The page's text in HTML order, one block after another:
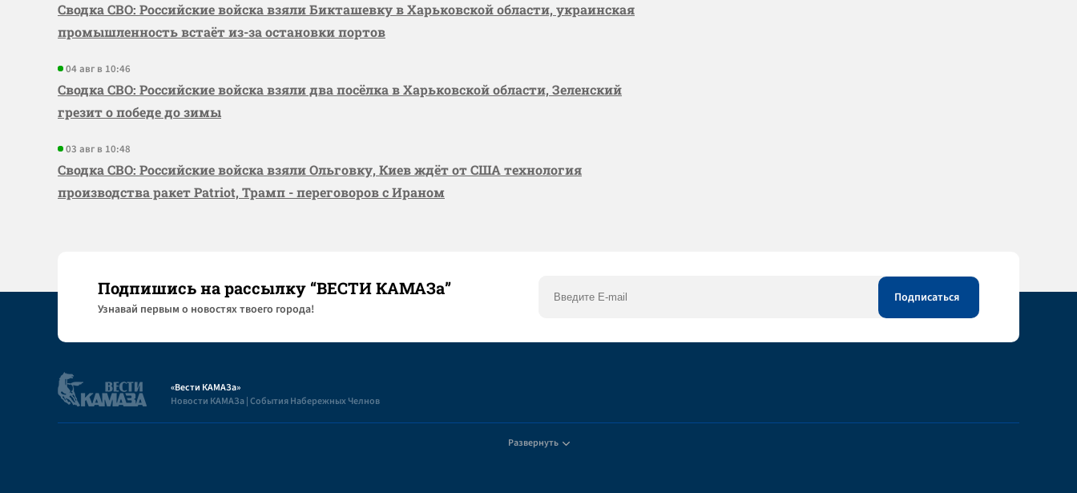
Сводка СВО: Российские войска взяли Бикташевку в Харьковской области, украинская
промышленность встаёт из-за остановки портов
04 авг в 10:46
Сводка СВО: Российские войска взяли два посёлка в Харьковской области, Зеленский
грезит о победе до зимы
03 авг в 10:48
Сводка СВО: Российские войска взяли Ольговку, Киев ждёт от США технология
производства ракет Patriot, Трамп - переговоров с Ираном
Подпишись на рассылку “ВЕСТИ КАМАЗа”
Узнaвай первым о новостях твоего города!
«Вести КАМАЗа»
Новости КАМАЗа | События Набережных Челнов
Развернуть